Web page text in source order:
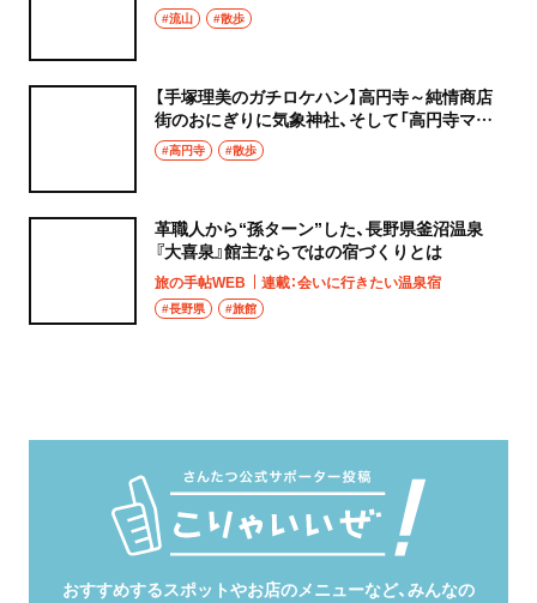
#流山 #散歩
【手塚理美のガチロケハン】高円寺～純情商店
街のおにぎりに気象神社、そして「高円寺マシ
タ」へ！
#高円寺 #散歩
革職人から“孫ターン”した、長野県釜沼温泉
『大喜泉』館主ならではの宿づくりとは
旅の手帖WEB 連載：会いに行きたい温泉宿
#長野県 #旅館
おすすめするスポットやお店のメニューなど、みんなの